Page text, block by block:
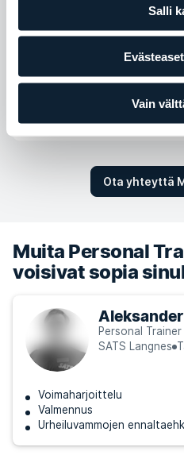
Salli
Vain
Ota yhteyttä
Muita Personal
voisivat sopia
Personal Trainer
SATS Langnes
Voimaharjoittelu
Valmennus
Urheiluvammojen